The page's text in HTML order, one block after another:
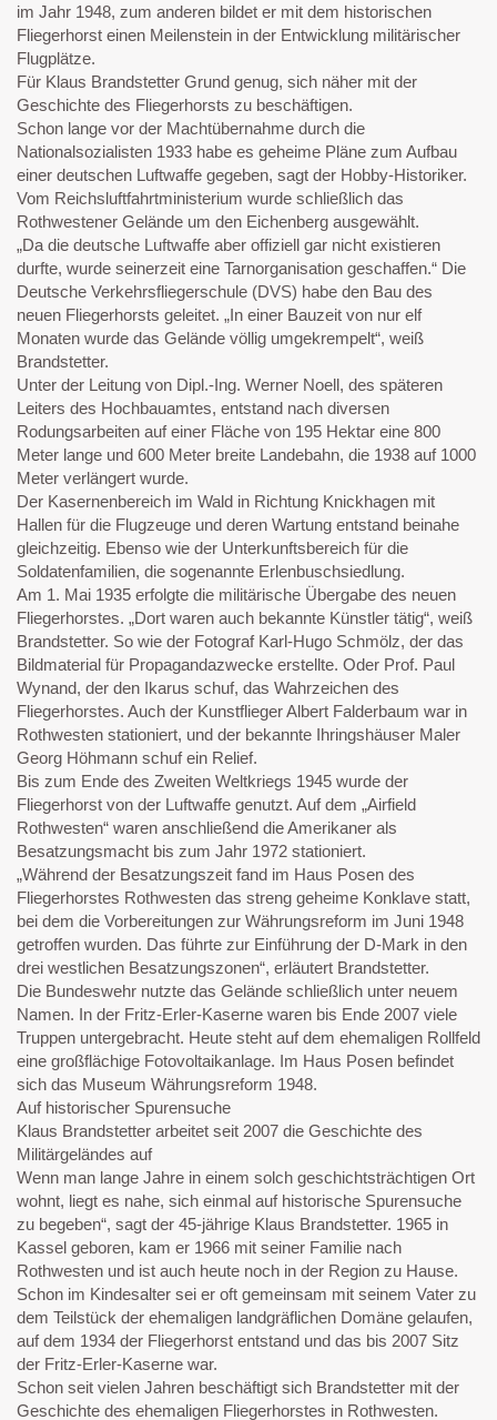
im Jahr 1948, zum anderen bildet er mit dem historischen
Fliegerhorst einen Meilenstein in der Entwicklung militärischer
Flugplätze.
Für Klaus Brandstetter Grund genug, sich näher mit der
Geschichte des Fliegerhorsts zu beschäftigen.
Schon lange vor der Machtübernahme durch die
Nationalsozialisten 1933 habe es geheime Pläne zum Aufbau
einer deutschen Luftwaffe gegeben, sagt der Hobby-Historiker.
Vom Reichsluftfahrtministerium wurde schließlich das
Rothwestener Gelände um den Eichenberg ausgewählt.
„Da die deutsche Luftwaffe aber offiziell gar nicht existieren
durfte, wurde seinerzeit eine Tarnorganisation geschaffen.“ Die
Deutsche Verkehrsfliegerschule (DVS) habe den Bau des
neuen Fliegerhorsts geleitet. „In einer Bauzeit von nur elf
Monaten wurde das Gelände völlig umgekrempelt“, weiß
Brandstetter.
Unter der Leitung von Dipl.-Ing. Werner Noell, des späteren
Leiters des Hochbauamtes, entstand nach diversen
Rodungsarbeiten auf einer Fläche von 195 Hektar eine 800
Meter lange und 600 Meter breite Landebahn, die 1938 auf 1000
Meter verlängert wurde.
Der Kasernenbereich im Wald in Richtung Knickhagen mit
Hallen für die Flugzeuge und deren Wartung entstand beinahe
gleichzeitig. Ebenso wie der Unterkunftsbereich für die
Soldatenfamilien, die sogenannte Erlenbuschsiedlung.
Am 1. Mai 1935 erfolgte die militärische Übergabe des neuen
Fliegerhorstes. „Dort waren auch bekannte Künstler tätig“, weiß
Brandstetter. So wie der Fotograf Karl-Hugo Schmölz, der das
Bildmaterial für Propagandazwecke erstellte. Oder Prof. Paul
Wynand, der den Ikarus schuf, das Wahrzeichen des
Fliegerhorstes. Auch der Kunstflieger Albert Falderbaum war in
Rothwesten stationiert, und der bekannte Ihringshäuser Maler
Georg Höhmann schuf ein Relief.
Bis zum Ende des Zweiten Weltkriegs 1945 wurde der
Fliegerhorst von der Luftwaffe genutzt. Auf dem „Airfield
Rothwesten“ waren anschließend die Amerikaner als
Besatzungsmacht bis zum Jahr 1972 stationiert.
„Während der Besatzungszeit fand im Haus Posen des
Fliegerhorstes Rothwesten das streng geheime Konklave statt,
bei dem die Vorbereitungen zur Währungsreform im Juni 1948
getroffen wurden. Das führte zur Einführung der D-Mark in den
drei westlichen Besatzungszonen“, erläutert Brandstetter.
Die Bundeswehr nutzte das Gelände schließlich unter neuem
Namen. In der Fritz-Erler-Kaserne waren bis Ende 2007 viele
Truppen untergebracht. Heute steht auf dem ehemaligen Rollfeld
eine großflächige Fotovoltaikanlage. Im Haus Posen befindet
sich das Museum Währungsreform 1948.
Auf historischer Spurensuche
Klaus Brandstetter arbeitet seit 2007 die Geschichte des
Militärgeländes auf
Wenn man lange Jahre in einem solch geschichtsträchtigen Ort
wohnt, liegt es nahe, sich einmal auf historische Spurensuche
zu begeben“, sagt der 45-jährige Klaus Brandstetter. 1965 in
Kassel geboren, kam er 1966 mit seiner Familie nach
Rothwesten und ist auch heute noch in der Region zu Hause.
Schon im Kindesalter sei er oft gemeinsam mit seinem Vater zu
dem Teilstück der ehemaligen landgräflichen Domäne gelaufen,
auf dem 1934 der Fliegerhorst entstand und das bis 2007 Sitz
der Fritz-Erler-Kaserne war.
Schon seit vielen Jahren beschäftigt sich Brandstetter mit der
Geschichte des ehemaligen Fliegerhorstes in Rothwesten.